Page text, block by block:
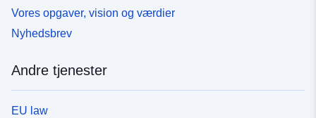
Vores opgaver, vision og værdier
Nyhedsbrev
Andre tjenester
EU law